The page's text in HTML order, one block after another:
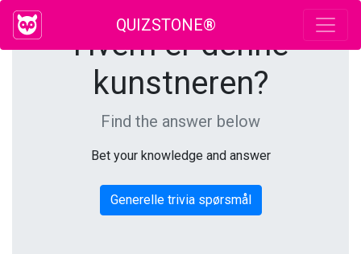
QUIZSTONE®
Hvem er denne
kunstneren?
Find the answer below
Bet your knowledge and answer
Generelle trivia spørsmål